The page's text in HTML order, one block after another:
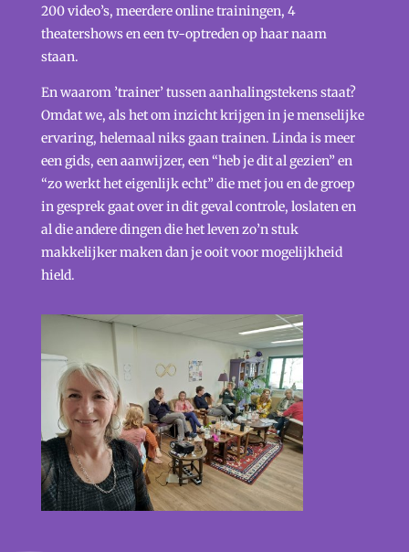
200 video’s, meerdere online trainingen, 4
theatershows en een tv-optreden op haar naam
staan.
En waarom ’trainer’ tussen aanhalingstekens staat?
Omdat we, als het om inzicht krijgen in je menselijke
ervaring, helemaal niks gaan trainen. Linda is meer
een gids, een aanwijzer, een “heb je dit al gezien” en
“zo werkt het eigenlijk echt” die met jou en de groep
in gesprek gaat over in dit geval controle, loslaten en
al die andere dingen die het leven zo’n stuk
makkelijker maken dan je ooit voor mogelijkheid
hield.